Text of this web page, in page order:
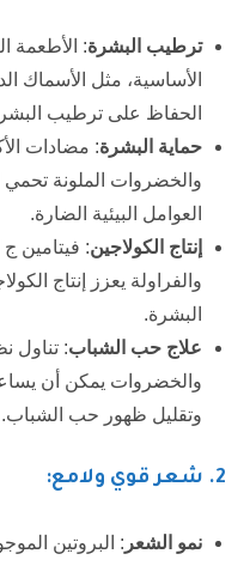
ترطيب البشرة: الأطعمة
الأساسية، مثل الأسماك
الحفاظ على ترطيب
حماية البشرة: مضادات
والخضروات الملونة تحمي
العوامل البيئية الضارة.
إنتاج الكولاجين: فيتامين
والفراولة يعزز إنتاج
البشرة.
علاج حب الشباب: تناول
والخضروات يمكن أن
وتقليل ظهور حب الشباب.
2. شعر قوي ولامع:
نمو الشعر : البروتين